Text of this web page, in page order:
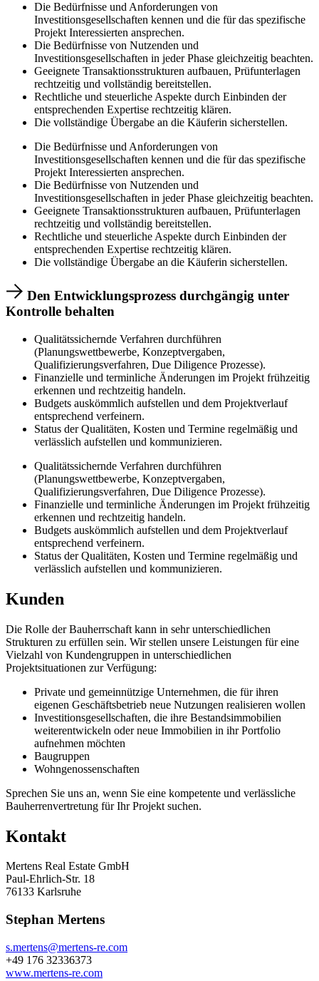
Die Bedürfnisse und Anforderungen von
Investitionsgesellschaften kennen und die für das spezifische
Projekt Interessierten ansprechen.
Die Bedürfnisse von Nutzenden und
Investitionsgesellschaften in jeder Phase gleichzeitig beachten.
Geeignete Transaktionsstrukturen aufbauen, Prüfunterlagen
rechtzeitig und vollständig bereitstellen.
Rechtliche und steuerliche Aspekte durch Einbinden der
entsprechenden Expertise rechtzeitig klären.
Die vollständige Übergabe an die Käuferin sicherstellen.
Die Bedürfnisse und Anforderungen von
Investitionsgesellschaften kennen und die für das spezifische
Projekt Interessierten ansprechen.
Die Bedürfnisse von Nutzenden und
Investitionsgesellschaften in jeder Phase gleichzeitig beachten.
Geeignete Transaktionsstrukturen aufbauen, Prüfunterlagen
rechtzeitig und vollständig bereitstellen.
Rechtliche und steuerliche Aspekte durch Einbinden der
entsprechenden Expertise rechtzeitig klären.
Die vollständige Übergabe an die Käuferin sicherstellen.
Den Entwicklungsprozess durchgängig unter
Kontrolle behalten
Qualitätssichernde Verfahren durchführen
(Planungswettbewerbe, Konzeptvergaben,
Qualifizierungsverfahren, Due Diligence Prozesse).
Finanzielle und terminliche Änderungen im Projekt frühzeitig
erkennen und rechtzeitig handeln.
Budgets auskömmlich aufstellen und dem Projektverlauf
entsprechend verfeinern.
Status der Qualitäten, Kosten und Termine regelmäßig und
verlässlich aufstellen und kommunizieren.
Qualitätssichernde Verfahren durchführen
(Planungswettbewerbe, Konzeptvergaben,
Qualifizierungsverfahren, Due Diligence Prozesse).
Finanzielle und terminliche Änderungen im Projekt frühzeitig
erkennen und rechtzeitig handeln.
Budgets auskömmlich aufstellen und dem Projektverlauf
entsprechend verfeinern.
Status der Qualitäten, Kosten und Termine regelmäßig und
verlässlich aufstellen und kommunizieren.
Kunden
Die Rolle der Bauherrschaft kann in sehr unterschiedlichen
Strukturen zu erfüllen sein. Wir stellen unsere Leistungen für eine
Vielzahl von Kundengruppen in unterschiedlichen
Projektsituationen zur Verfügung:
Private und gemeinnützige Unternehmen, die für ihren
eigenen Geschäftsbetrieb neue Nutzungen realisieren wollen
Investitionsgesellschaften, die ihre Bestandsimmobilien
weiterentwickeln oder neue Immobilien in ihr Portfolio
aufnehmen möchten
Baugruppen
Wohngenossenschaften
Sprechen Sie uns an, wenn Sie eine kompetente und verlässliche
Bauherrenvertretung für Ihr Projekt suchen.
Kontakt
Mertens Real Estate GmbH
Paul-Ehrlich-Str. 18
76133 Karlsruhe
Stephan Mertens
s.mertens@mertens-re.com
+49 176 32336373
www.mertens-re.com